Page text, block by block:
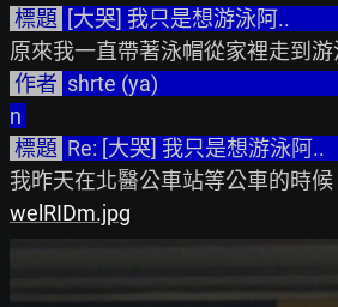
標題 [大哭] 我只是
作者 shrte
n
標題
我昨天在北醫公車站等公車的時候
welRIDm.jpg